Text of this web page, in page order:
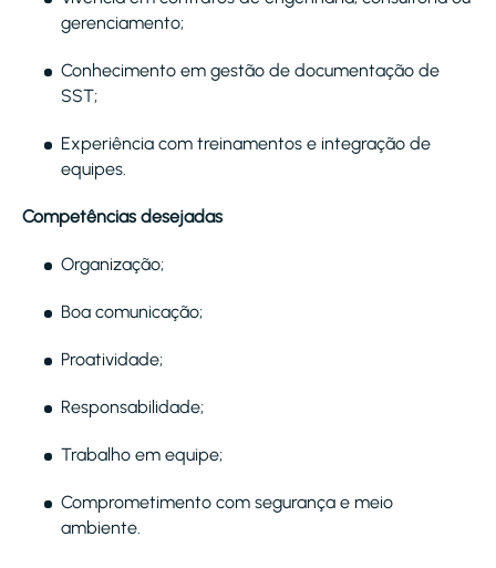
gerenciamento;
Conhecimento em gestão de documentação de
SST;
Experiência com treinamentos e integração de
equipes.
Competências desejadas
Organização;
Boa comunicação;
Proatividade;
Responsabilidade;
Trabalho em equipe;
Comprometimento com segurança e meio
ambiente.